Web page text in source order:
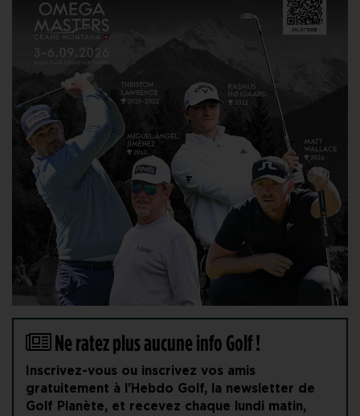
Ne ratez plus aucune info Golf !
Inscrivez-vous ou inscrivez vos amis
gratuitement à l'Hebdo Golf, la newsletter de
Golf Planète, et recevez chaque lundi matin,